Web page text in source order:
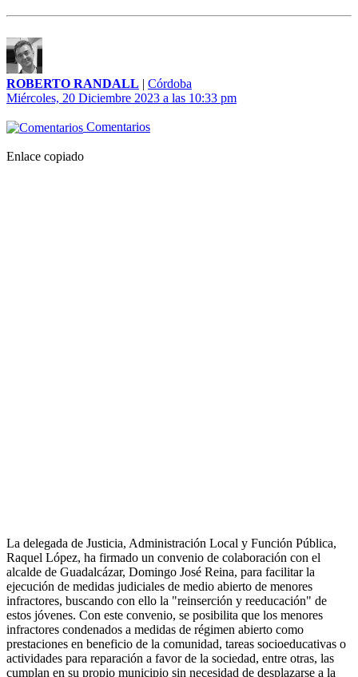
ROBERTO RANDALL | Córdoba
Miércoles, 20 Diciembre 2023 a las 10:33 pm
Comentarios
Enlace copiado
La delegada de Justicia, Administración Local y Función Pública,
Raquel López, ha firmado un convenio de colaboración con el
alcalde de Guadalcázar, Domingo José Reina, para facilitar la
ejecución de medidas judiciales de medio abierto de menores
infractores, buscando con ello la "reinserción y reeducación" de
estos jóvenes. Con este convenio, se posibilita que los menores
infractores condenados a medidas de régimen abierto como
prestaciones en beneficio de la comunidad, tareas socioeducativas o
actividades para reparación a favor de la sociedad, entre otras, las
cumplan en su propio municipio sin necesidad de desplazarse a la